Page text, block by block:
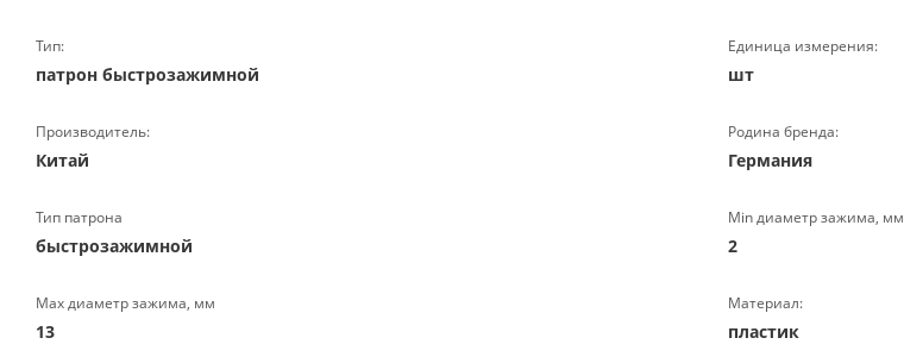
Тип:
патрон быстрозажимной
Единица измерения:
шт
Производитель:
Китай
Родина бренда:
Германия
Тип патрона
быстрозажимной
Min диаметр зажима, мм
2
Max диаметр зажима, мм
13
Материал:
пластик